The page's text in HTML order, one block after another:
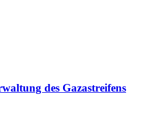
des Gazastreifens